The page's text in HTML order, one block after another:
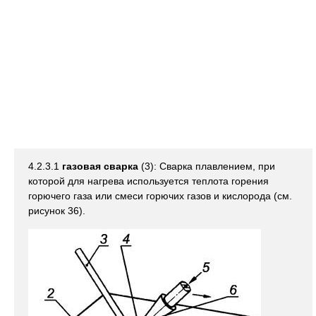
4.2.3.1 газовая сварка (3): Сварка плавлением, при
которой для нагрева используется теплота горения
горючего газа или смеси горючих газов и кислорода (см.
рисунок 36).